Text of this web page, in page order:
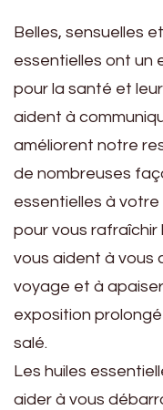
Belles, sensuelles
essentielles ont un
pour la santé et
aident à
améliorent notre
de nombreuses
essentielles à
pour vous rafraîchir
vous aident à vous
voyage et à
exposition
salé.
Les huiles
aider à vous